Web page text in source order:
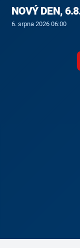
NOVÝ DEN,
6. srpna 2026 06:00